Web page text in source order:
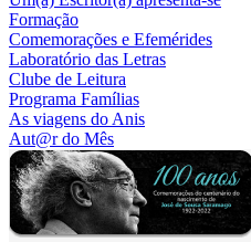
Formação
Comemorações e Efemérides
Laboratório das Letras
Clube de Leitura
Programa Famílias
As viagens do Anis
Aut@r do Mês